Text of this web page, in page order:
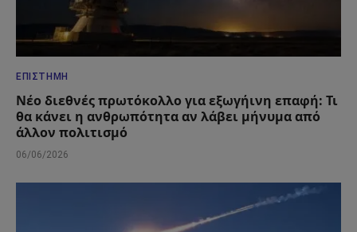
ΕΠΙΣΤΉΜΗ
Νέο διεθνές πρωτόκολλο για εξωγήινη επαφή: Τι
θα κάνει η ανθρωπότητα αν λάβει μήνυμα από
άλλον πολιτισμό
06/06/2026